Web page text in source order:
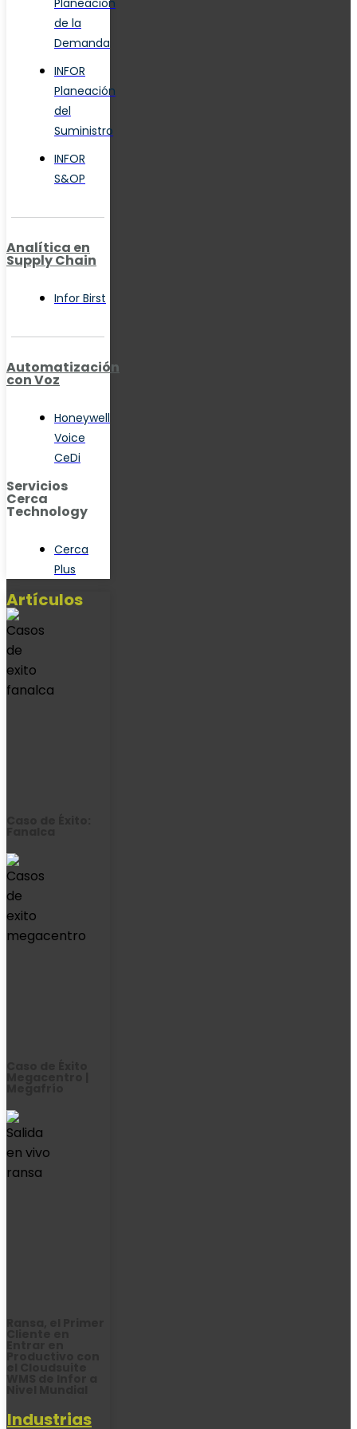
Planeación
de la
Demanda
INFOR
Planeación
del
Suministro
INFOR
S&OP
Analítica en
Supply Chain
Infor Birst
Automatización
con Voz
Honeywell
Voice
CeDi
Servicios
Cerca
Technology
Cerca
Plus
Artículos
Industrias